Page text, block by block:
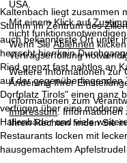
USA.
Mit einem Klick auf
nicht
Wenn SieAblehnen
Vertragserfüllung
Weitere Informationen zur
Änderung Ihrer
Informationen zum
Impressum. Informationen
Ihren Rechten finden Sie
t
s
e
i
t
Kaltenbach liegt zusammen
Stumm im Zentrum des
auch bekannteste Ort unter
herrscht hier kein
Ried grenzt fast nahtlos an
auf der gegenüberliegenden
Dorfplatz Tirols" einen ganz
verfügen über eine
Hallenbäder und viele
Restaurants locken mit
hausgemachtem